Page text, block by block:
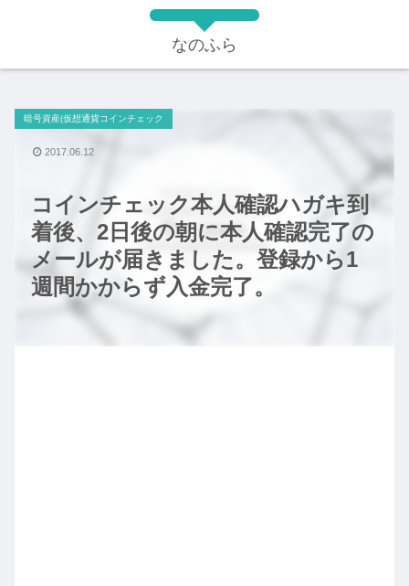
なのふら
コインチェック本人確認ハガキ到
着後、2日後の朝に本人確認完了の
メールが届きました。登録から1
週間かからず入金完了。
暗号資産(仮想通貨コインチェック
2017.06.12